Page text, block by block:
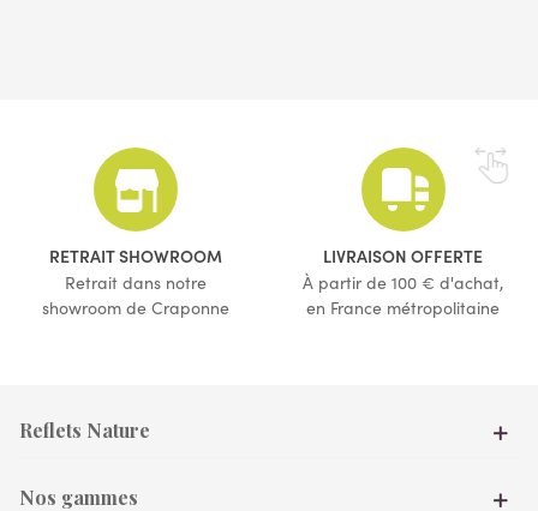
(1 avis)
RETRAIT SHOWROOM
Retrait dans notre
showroom de Craponne
LIVRAISON OFFERTE
À partir de 100 € d'achat,
en France métropolitaine
Reflets Nature
Nos gammes